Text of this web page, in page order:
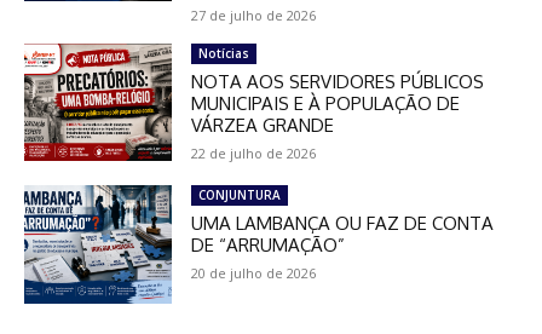
27 de julho de 2026
Notícias
NOTA AOS SERVIDORES PÚBLICOS
MUNICIPAIS E À POPULAÇÃO DE
VÁRZEA GRANDE
22 de julho de 2026
CONJUNTURA
UMA LAMBANÇA OU FAZ DE CONTA
DE “ARRUMAÇÃO”
20 de julho de 2026